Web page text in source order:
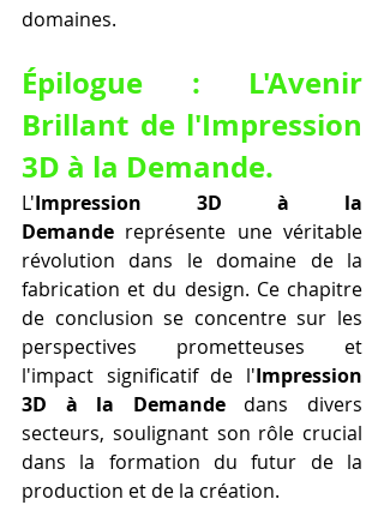
domaines.
Épilogue : L'Avenir
Brillant de l'Impression
3D à la Demande.
L'Impression 3D à la
Demande représente une véritable
révolution dans le domaine de la
fabrication et du design. Ce chapitre
de conclusion se concentre sur les
perspectives prometteuses et
l'impact significatif de l'Impression
3D à la Demande dans divers
secteurs, soulignant son rôle crucial
dans la formation du futur de la
production et de la création.